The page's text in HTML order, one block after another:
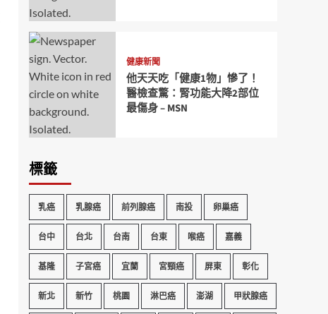
健康新聞
他天天吃「健康1物」慘了！
醫檢查驚：腎功能大降2部位
最傷身 – MSN
標籤
乳癌 乳腺癌 前列腺癌 南投 卵巢癌
台中 台北 台南 台東 喉癌 嘉義
基隆 子宮癌 宜蘭 宮頸癌 屏東 彰化
新北 新竹 桃園 淋巴癌 澎湖 甲狀腺癌